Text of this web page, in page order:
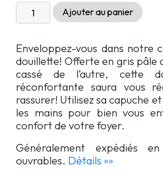
quantité
de
réversible
sherpa
à
capuche
Ajouter au panier
Enveloppez-vous dans notre
douillette! Offerte en gris pâle
cassé de l’autre, cette
réconfortante saura vous
rassurer! Utilisez sa capuche
les mains pour bien vous
confort de votre foyer.
Généralement expédiés
ouvrables. Détails »»